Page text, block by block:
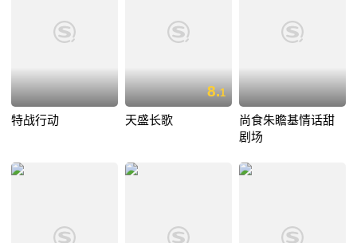
特战行动
8.1
天盛长歌
尚食朱瞻基情话甜
剧场